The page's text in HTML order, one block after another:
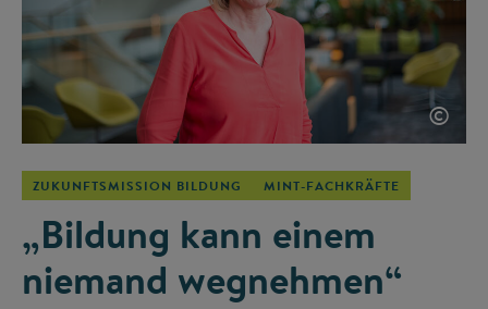
©
ZUKUNFTSMISSION BILDUNG MINT-FACHKRÄFTE
„Bildung kann einem
niemand wegnehmen“